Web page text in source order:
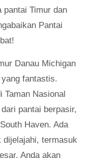
pantai Timur dan
Pantai
Danau Michigan
fantastis.
Taman Nasional
pantai berpasir,
Haven. Ada
dijelajahi, termasuk
Anda akan